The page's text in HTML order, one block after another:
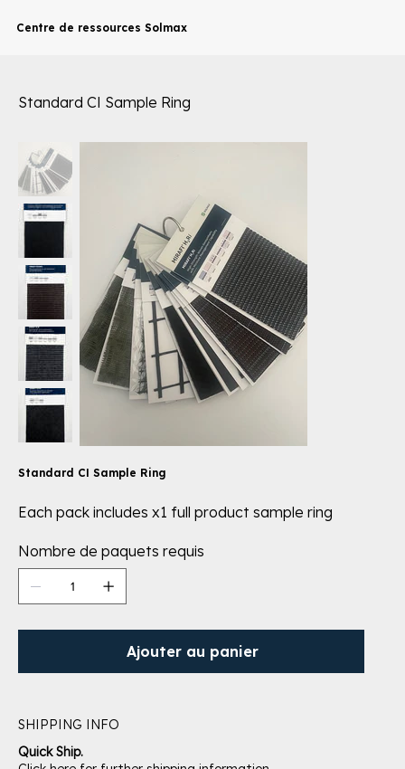
Centre de ressources Solmax
Standard CI Sample Ring
Standard CI Sample Ring
Each pack includes x1 full product sample ring
Nombre de paquets requis
Ajouter au panier
SHIPPING INFO
Quick Ship.